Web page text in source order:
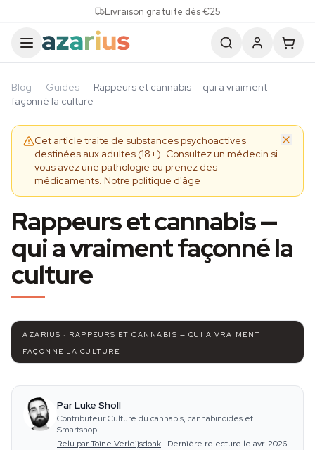
Livraison gratuite dès €25
Blog · Guides · Rappeurs et cannabis — qui a vraiment
façonné la culture
Cet article traite de substances psychoactives
destinées aux adultes (18+). Consultez un médecin si
vous avez une pathologie ou prenez des
médicaments. Notre politique d'âge
Rappeurs et cannabis —
qui a vraiment façonné la
culture
AZARIUS · RAPPEURS ET CANNABIS — QUI A VRAIMENT
FAÇONNÉ LA CULTURE
Par Luke Sholl
Contributeur Culture du cannabis, cannabinoïdes et
Smartshop
Relu par Toine Verleijsdonk · Dernière relecture le avr. 2026